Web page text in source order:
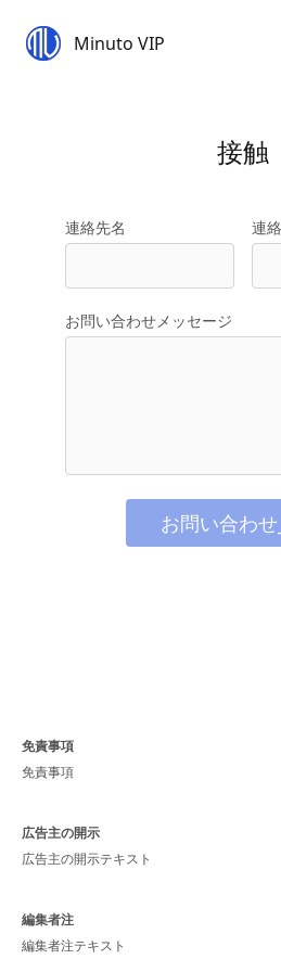
Minuto VIP
接触
連絡先名 連
お問い合わせメッセージ
お問い合わ
免責事項
免責事項
広告主の開示
広告主の開示テキスト
編集者注
編集者注テキスト